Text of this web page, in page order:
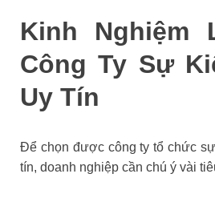
Kinh Nghiệm
Công Ty Sự
Uy Tín
Để chọn được công ty tổ chức
tín, doanh nghiệp cần chú ý vài